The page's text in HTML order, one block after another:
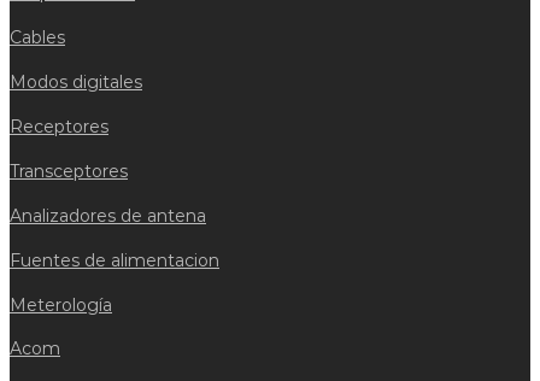
Cables
Modos digitales
Receptores
Transceptores
Analizadores de antena
Fuentes de alimentacion
Meterología
Acom